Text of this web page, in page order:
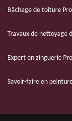
Bâchage de toiture
Travaux de nettoyage
Expert en zinguerie
Savoir-faire en